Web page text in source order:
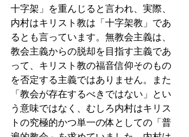
十字架」を重んじると言われ、実際、
内村はキリスト教は「十字架教」であ
るとも言っています。無教会主義は、
教会主義からの脱却を目指す主義であ
って、キリスト教の福音信仰そのもの
を否定する主義ではありません。また
「教会が存在するべきではない」とい
う意味ではなく、むしろ内村はキリス
トの究極的かつ単一の体としての「普